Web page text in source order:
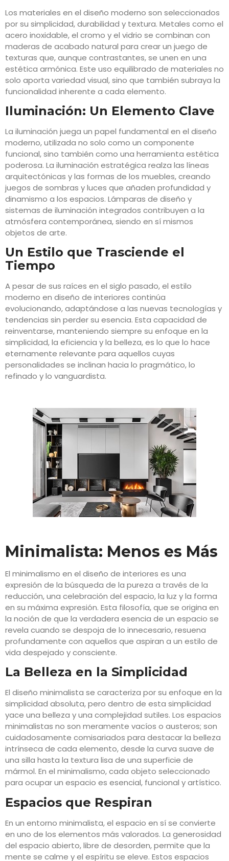
Los materiales en el diseño moderno son seleccionados
por su simplicidad, durabilidad y textura. Metales como el
acero inoxidable, el cromo y el vidrio se combinan con
maderas de acabado natural para crear un juego de
texturas que, aunque contrastantes, se unen en una
estética armónica. Este uso equilibrado de materiales no
solo aporta variedad visual, sino que también subraya la
funcionalidad inherente a cada elemento.
Iluminación: Un Elemento Clave
La iluminación juega un papel fundamental en el diseño
moderno, utilizada no solo como un componente
funcional, sino también como una herramienta estética
poderosa. La iluminación estratégica realza las líneas
arquitectónicas y las formas de los muebles, creando
juegos de sombras y luces que añaden profundidad y
dinamismo a los espacios. Lámparas de diseño y
sistemas de iluminación integrados contribuyen a la
atmósfera contemporánea, siendo en sí mismos
objetos de arte.
Un Estilo que Trasciende el
Tiempo
A pesar de sus raíces en el siglo pasado, el estilo
moderno en diseño de interiores continúa
evolucionando, adaptándose a las nuevas tecnologías y
tendencias sin perder su esencia. Esta capacidad de
reinventarse, manteniendo siempre su enfoque en la
simplicidad, la eficiencia y la belleza, es lo que lo hace
eternamente relevante para aquellos cuyas
personalidades se inclinan hacia lo pragmático, lo
refinado y lo vanguardista.
Minimalista: Menos es Más
El minimalismo en el diseño de interiores es una
expresión de la búsqueda de la pureza a través de la
reducción, una celebración del espacio, la luz y la forma
en su máxima expresión. Esta filosofía, que se origina en
la noción de que la verdadera esencia de un espacio se
revela cuando se despoja de lo innecesario, resuena
profundamente con aquellos que aspiran a un estilo de
vida despejado y consciente.
La Belleza en la Simplicidad
El diseño minimalista se caracteriza por su enfoque en la
simplicidad absoluta, pero dentro de esta simplicidad
yace una belleza y una complejidad sutiles. Los espacios
minimalistas no son meramente vacíos o austeros; son
cuidadosamente comisariados para destacar la belleza
intrínseca de cada elemento, desde la curva suave de
una silla hasta la textura lisa de una superficie de
mármol. En el minimalismo, cada objeto seleccionado
para ocupar un espacio es esencial, funcional y artístico.
Espacios que Respiran
En un entorno minimalista, el espacio en sí se convierte
en uno de los elementos más valorados. La generosidad
del espacio abierto, libre de desorden, permite que la
mente se calme y el espíritu se eleve. Estos espacios